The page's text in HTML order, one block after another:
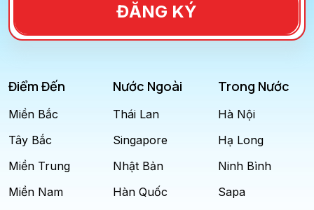
ĐĂNG KÝ
Điểm Đến
Miền Bắc
Tây Bắc
Miền Trung
Miền Nam
Nước Ngoài
Thái Lan
Singapore
Nhật Bản
Hàn Quốc
Trong Nước
Hà Nội
Hạ Long
Ninh Bình
Sapa